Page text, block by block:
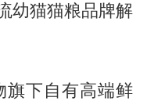
猫猫粮品牌解
下自有高端鲜